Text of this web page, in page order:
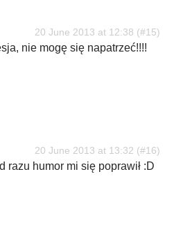
20 June 2013 at 12:38
nie mogę się napatrzeć!!!!
20 June 2013 at 13:32
razu humor mi się poprawił :D